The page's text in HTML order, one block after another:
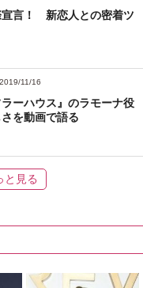
宣言！ 新恋人との密着ツ
2019/11/16
ーハウス』のラモーナ役
を動画で語る
と見る